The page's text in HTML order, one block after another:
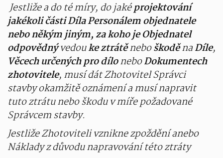
Jestliže a do té míry, do jaképrojektování
jakékoli části Díla Personálem objednatele
nebo někým jiným, za koho je Objednatel
odpovědnývedouke ztrátěneboškoděnaDíle,
Věcech určených pro díloneboDokumentech
zhotovitele, musí dát Zhotovitel Správci
stavby okamžitě oznámení a musí napravit
tuto ztrátu nebo škodu v míře požadované
Správcem stavby.
Jestliže Zhotoviteli vznikne zpoždění anebo
Náklady z důvodu napravování této ztráty